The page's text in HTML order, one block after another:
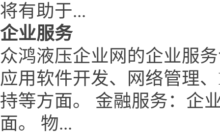
将有助于...
企业服务
众鸿液压企业网的企业服
应用软件开发、网络管理
持等方面。 金融服务：企
面。 物...